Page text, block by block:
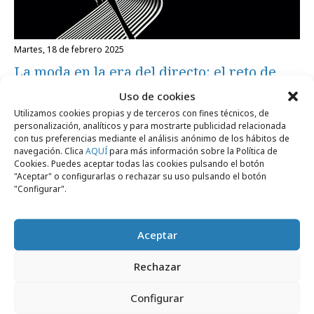
Uso de cookies
Utilizamos cookies propias y de terceros con fines técnicos, de
personalización, analíticos y para mostrarte publicidad relacionada
con tus preferencias mediante el análisis anónimo de los hábitos de
navegación. Clica AQUÍpara más información sobre la Política de
Cookies. Puedes aceptar todas las cookies pulsando el botón
"Aceptar" o configurarlas o rechazar su uso pulsando el botón
"Configurar".
Aceptar
Rechazar
Configurar
martes, 18 de febrero 2025
La moda en la era del directo: el reto de
Mercedes-Benz Fashion Week Madrid
Campañas